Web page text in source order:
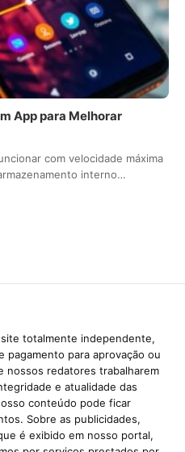
App para Melhorar
com velocidade máxima
interno…
totalmente independente,
para aprovação ou
nossos redatores trabalharem
e atualidade das
conteúdo pode ficar
Sobre as publicidades,
é exibido em nosso portal,